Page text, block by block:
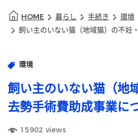
HOME 暮らし 手続き
環境
環境
飼い主のいない猫（地
去勢手術費助成事業に
15902 views